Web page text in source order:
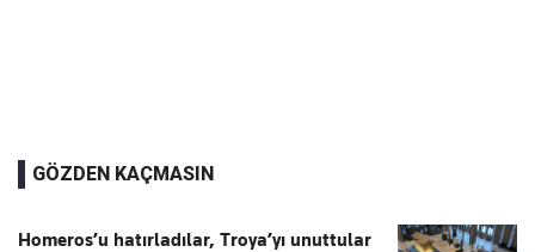
GÖZDEN KAÇMASIN
Homeros’u hatırladılar, Troya’yı unuttular